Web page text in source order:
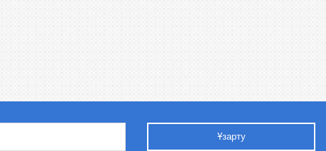
Ұзарту